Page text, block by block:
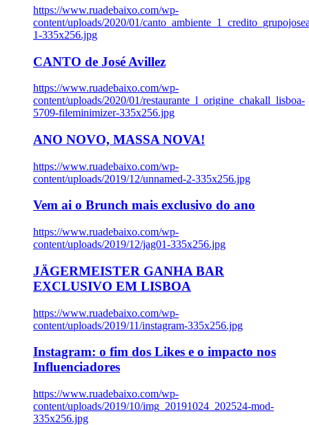
https://www.ruadebaixo.com/wp-
content/uploads/2020/01/
1-335x256.jpg
CANTO de José Avillez
https://www.ruadebaixo.com/wp-
content/uploads/2020/01/restaurante_l_origine_chakall_lisboa-
5709-fileminimizer-335x256.jpg
ANO NOVO, MASSA NOVA!
https://www.ruadebaixo.com/wp-
content/uploads/2019/12/unnamed-2-335x256.jpg
Vem ai o Brunch mais exclusivo do ano
https://www.ruadebaixo.com/wp-
content/uploads/2019/12/jag01-335x256.jpg
JÄGERMEISTER GANHA BAR
EXCLUSIVO EM LISBOA
https://www.ruadebaixo.com/wp-
content/uploads/2019/11/instagram-335x256.jpg
Instagram: o fim dos Likes e o impacto nos
Influenciadores
https://www.ruadebaixo.com/wp-
content/uploads/2019/10/img_20191024_202524-mod-
335x256.jpg